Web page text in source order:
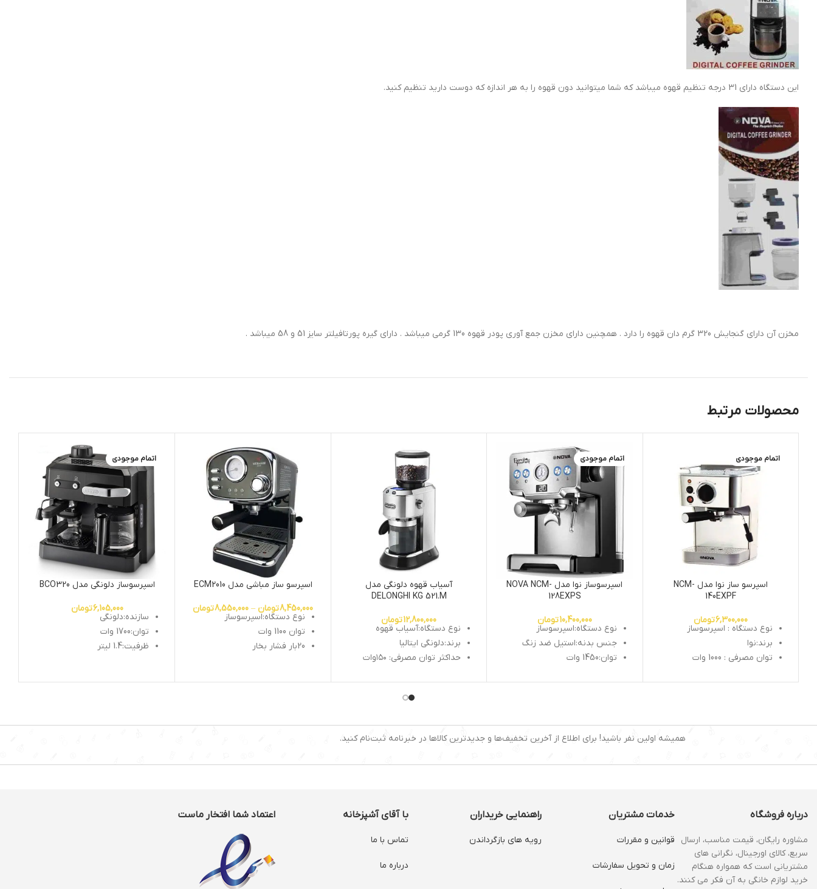
این دستگاه دارای 31 درجه تنظیم قهوه میباشد که شما میتوانید دون قهوه را به هر اندازه که دوست دارید تنظیم کنید.
مخزن آن دارای گنجایش 320 گرم دان قهوه را دارد . همچنین دارای مخزن جمع آوری پودر قهوه 130 گرمی میباشد . دارای گیره پورتافیلتر سایز 51 و 58 میباشد .
محصولات مرتبط
اتمام موجودی
اسپرسو ساز نوا مدل NCM-
140EXPF
6,300,000تومان
نوع دستگاه : اسپرسوساز
برند:نوا
توان مصرفی : 1000 وات
نوع فیلتر : یک فیلتر سینگل، و
تنظیم میزان بخار بصورت دستی
اتمام موجودی
اسپرسوساز نوا مدل NOVA NCM-
128EXPS
10,400,000تومان
نوع دستگاه:اسپرسوساز
جنس بدنه:استیل ضد زنگ
توان:1450 وات
آسیاب قهوه دلونگی مدل
DELONGHI KG 521.M
12,800,000تومان
نوع دستگاه:آسیاب قهوه
برند:دلونگی ایتالیا
حداکثر توان مصرفی: ۱۵۰وات
قفل ایمنی:دارد
قابلیت جدا شدن ظرف : دارد
اسپرسو ساز مباشی مدل ECM2010
8,450,000تومان –
8,550,000تومان
نوع دستگاه:اسپرسوساز
توان 1100 وات
20بار فشار بخار
نوشیدنی های قابل
اتمام موجودی
اسپرسوساز دلونگی مدل BCO320
6,105,000تومان
سازنده:دلونگی
توان:1700 وات
ظرفیت:1.4 لیتر
:دارد
همیشه اولین نفر باشید! برای اطلاع از آخرین تخفیف‌ها و جدیدترین کالاها در خبرنامه ثبت‌نام کنید.
درباره فروشگاه
مشاوره رایگان، قیمت مناسب، ارسال
سریع، کالای اورجینال، نگرانی های
مشتریانی است که همواره هنگام
خرید لوازم خانگی به آن فکر می کنند.
خدمات مشتریان
قوانین و مقررات
زمان و‌ تحویل سفارشات
راهنمایی خریداران
رویه های بازگرداندن
با آقای آشپزخانه
تماس با ما
درباره ما
اعتماد شما افتخار ماست